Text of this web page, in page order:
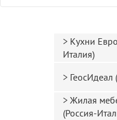
Кухни
Италия)
ГеосИдеал
Жилая
(Россия-